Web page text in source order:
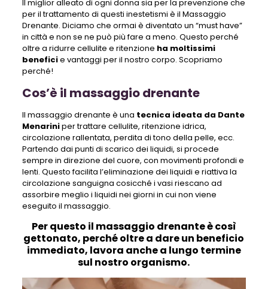
Il miglior alleato di ogni donna sia per la prevenzione che
per il trattamento di questi inestetismi è il Massaggio
Drenante. Diciamo che ormai è diventato un “must have”
in città e non se ne può più fare a meno. Questo perché
oltre a ridurre cellulite e ritenzione ha moltissimi
beneficie vantaggi per il nostro corpo. Scopriamo
perché!
Cos’è il massaggio drenante
Il massaggio drenante è una tecnica ideata da Dante
Menariniper trattare cellulite, ritenzione idrica,
circolazione rallentata, perdita di tono della pelle, ecc.
Partendo dai punti di scarico dei liquidi, si procede
sempre in direzione del cuore, con movimenti profondi e
lenti. Questo facilita l’eliminazione dei liquidi e riattiva la
circolazione sanguigna cosicché i vasi riescano ad
assorbire meglio i liquidi nei giorni in cui non viene
eseguito il massaggio.
Per questo il massaggio drenante è così
gettonato, perché oltre a dare un beneficio
immediato, lavora anche a lungo termine
sul nostro organismo.